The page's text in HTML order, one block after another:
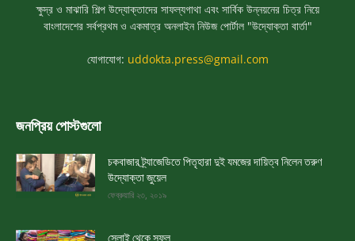
ক্ষুদ্র ও মাঝারি শিল্প উদ্যোক্তাদের সাফল্যগাথা এবং সার্বিক উন্নয়নের চিত্র নিয়ে
বাংলাদেশের সর্বপ্রথম ও একমাত্র অনলাইন নিউজ পোর্টাল "উদ্যোক্তা বার্তা"
যোগাযোগ: uddokta.press@gmail.com
জনপ্রিয় পোস্টগুলো
চকবাজার ট্র্যাজেডিতে পিতৃহারা দুই যমজের দায়িত্ব নিলেন তরুণ
উদ্যোক্তা জুয়েল
ফেব্রুয়ারি ২৩, ২০১৯
সেলাই থেকে সফল